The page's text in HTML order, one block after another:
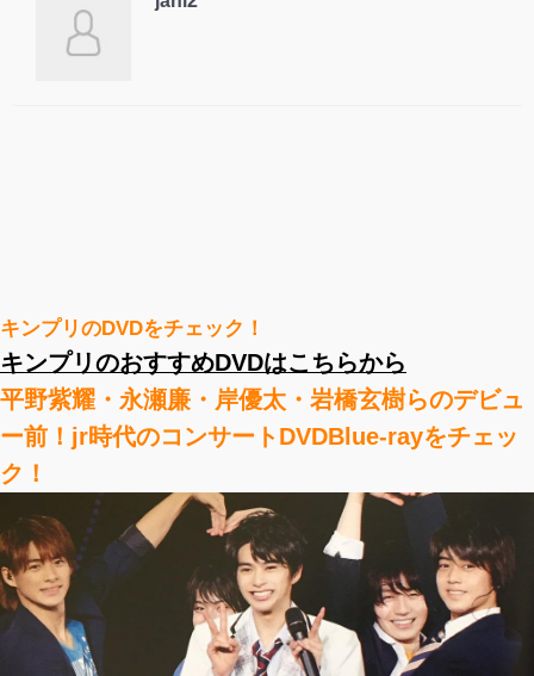
キンプリのDVDをチェック！
キンプリのおすすめDVDはこちらから
平野紫耀・永瀬廉・岸優太・岩橋玄樹らのデビュ
ー前！jr時代のコンサートDVDBlue-rayをチェッ
ク！